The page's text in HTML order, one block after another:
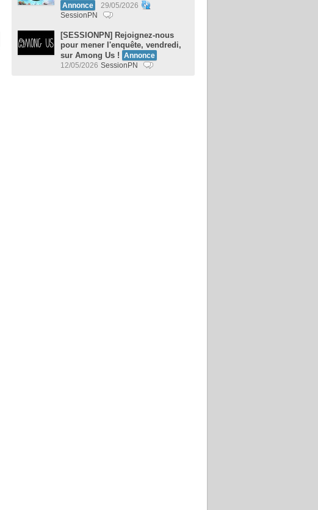
Annonce
29/05/2026
SessionPN
[SESSIONPN] Rejoignez-nous
pour mener l'enquête, vendredi,
sur Among Us !
Annonce
12/05/2026 SessionPN